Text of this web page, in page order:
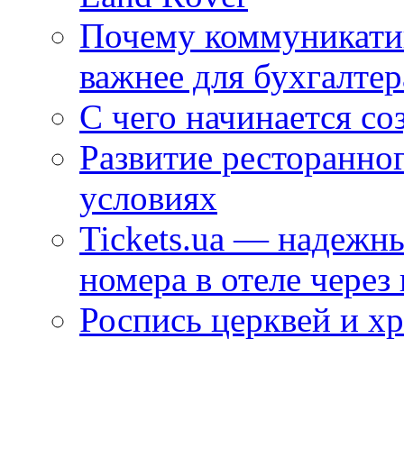
Почему
важнее для
С чего начинается
Развитие
условиях
Tickets.ua —
номера в отеле через
Роспись церквей и